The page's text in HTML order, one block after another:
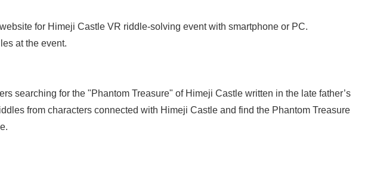
for Himeji Castle VR riddle-solving event with smartphone or PC.
at the event.
searching for the "Phantom Treasure" of Himeji Castle written in the late father’s
from characters connected with Himeji Castle and find the Phantom Treasure